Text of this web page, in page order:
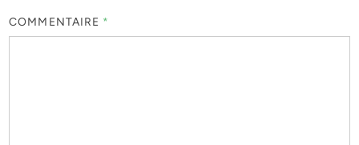
COMMENTAIRE *